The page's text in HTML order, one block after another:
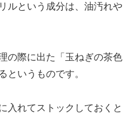
ルという成分は、油汚れや
の際に出た「玉ねぎの茶色
というものです。
入れてストックしておくと